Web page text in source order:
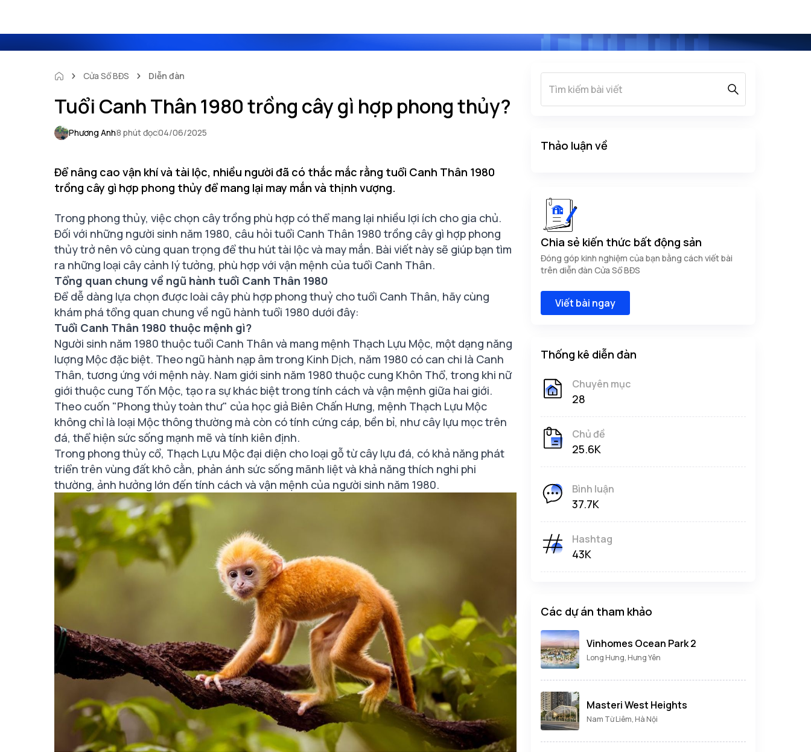
Cửa Sổ BĐS Diễn đàn
Tuổi Canh Thân 1980 trồng cây gì hợp phong thủy?
Phương Anh8 phút đọc04/06/2025
Để nâng cao vận khí và tài lộc, nhiều người đã có thắc mắc rằng tuổi Canh Thân 1980
trồng cây gì hợp phong thủy để mang lại may mắn và thịnh vượng.
Trong phong thủy, việc chọn cây trồng phù hợp có thể mang lại nhiều lợi ích cho gia chủ.
Đối với những người sinh năm 1980, câu hỏi tuổi Canh Thân 1980 trồng cây gì hợp phong
thủy trở nên vô cùng quan trọng để thu hút tài lộc và may mắn. Bài viết này sẽ giúp bạn tìm
ra những loại cây cảnh lý tưởng, phù hợp với vận mệnh của tuổi Canh Thân.
Tổng quan chung về ngũ hành tuổi Canh Thân 1980
Để dễ dàng lựa chọn được loài cây phù hợp phong thuỷ cho tuổi Canh Thân, hãy cùng
khám phá tổng quan chung về ngũ hành tuổi 1980 dưới đây:
Tuổi Canh Thân 1980 thuộc mệnh gì?
Người sinh năm 1980 thuộc tuổi Canh Thân và mang mệnh Thạch Lựu Mộc, một dạng năng
lượng Mộc đặc biệt. Theo ngũ hành nạp âm trong Kinh Dịch, năm 1980 có can chi là Canh
Thân, tương ứng với mệnh này. Nam giới sinh năm 1980 thuộc cung Khôn Thổ, trong khi nữ
giới thuộc cung Tốn Mộc, tạo ra sự khác biệt trong tính cách và vận mệnh giữa hai giới.
Theo cuốn "Phong thủy toàn thư" của học giả Biên Chấn Hưng, mệnh Thạch Lựu Mộc
không chỉ là loại Mộc thông thường mà còn có tính cứng cáp, bền bỉ, như cây lựu mọc trên
đá, thể hiện sức sống mạnh mẽ và tính kiên định.
Trong phong thủy cổ, Thạch Lựu Mộc đại diện cho loại gỗ từ cây lựu đá, có khả năng phát
triển trên vùng đất khô cằn, phản ánh sức sống mãnh liệt và khả năng thích nghi phi
thường, ảnh hưởng lớn đến tính cách và vận mệnh của người sinh năm 1980.
Thảo luận về
Chia sẻ kiến thức bất động sản
Đóng góp kinh nghiệm của bạn bằng cách viết bài
trên diễn đàn Cửa Sổ BĐS
Viết bài ngay
Thống kê diễn đàn
Chuyên mục
28
Chủ đề
25.6K
Bình luận
37.7K
Hashtag
43K
Các dự án tham khảo
Vinhomes Ocean Park 2
Long Hưng, Hưng Yên
Masteri West Heights
Nam Từ Liêm, Hà Nội